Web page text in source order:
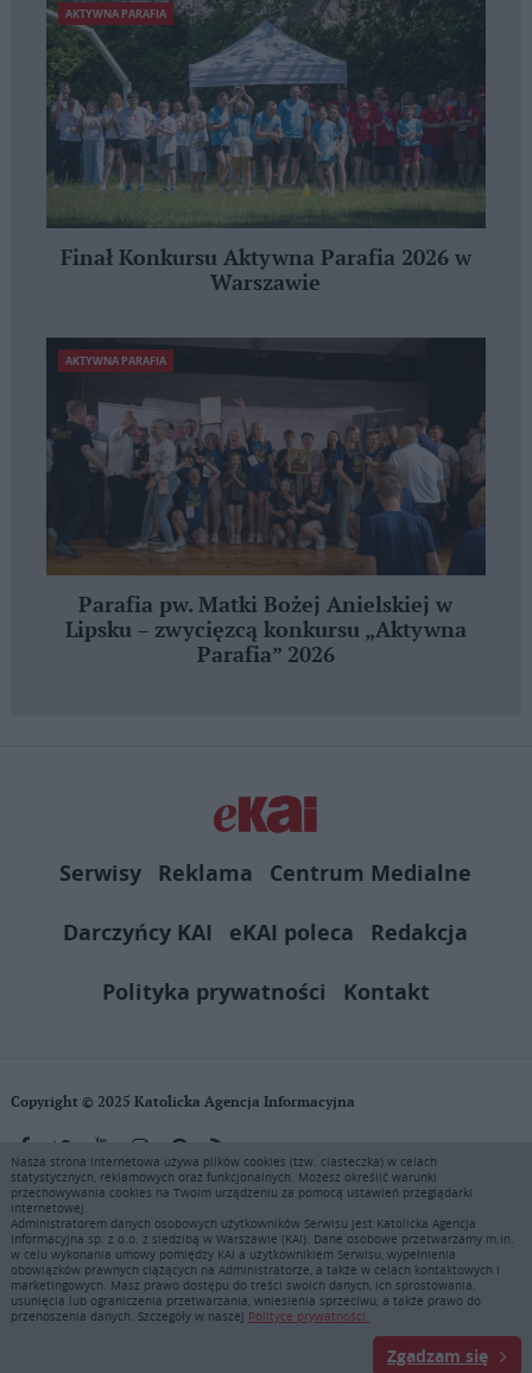
AKTYWNA PARAFIA
Finał Konkursu Aktywna Parafia 2026 w
Warszawie
AKTYWNA PARAFIA
Parafia pw. Matki Bożej Anielskiej w
Lipsku – zwycięzcą konkursu „Aktywna
Parafia” 2026
Serwisy Reklama
Centrum Medialne
Darczyńcy KAI
eKAI poleca
Redakcja
Polityka prywatności
Kontakt
Copyright © 2025 Katolicka Agencja Informacyjna
KAI zastrzega wszelkie prawa do serwisu. Użytkownicy mogą pobierać
i drukować fragmenty zawartości serwisu internetowego www.ekai.pl
wyłącznie do użytku osobistego. Publikacja, rozpowszechnianie
zawartości niniejszego serwisu lub jej sprzedaż (także framing i in.
podobne metody), są bez uprzedniej pisemnej zgody KAI zabronione i
stanowią naruszenie ustaw o prawie autorskim, ochronie baz danych i
uczciwej konkurencji - będą ścigane przy pomocy wszelkich
dostępnych środków prawnych. Zapraszamy do prenumeraty serwisu
prasowego KAI: tel. 22 635 77 18 e-mail: marketing@ekai.pl
Nasza strona internetowa używa plików cookies (tzw. ciasteczka) w celach
statystycznych, reklamowych oraz funkcjonalnych. Możesz określić warunki
przechowywania cookies na Twoim urządzeniu za pomocą ustawień przeglądarki
internetowej.
Administratorem danych osobowych użytkowników Serwisu jest Katolicka Agencja
Informacyjna sp. z o.o. z siedzibą w Warszawie (KAI). Dane osobowe przetwarzamy m.in.
w celu wykonania umowy pomiędzy KAI a użytkownikiem Serwisu, wypełnienia
obowiązków prawnych ciążących na Administratorze, a także w celach kontaktowych i
marketingowych. Masz prawo dostępu do treści swoich danych, ich sprostowania,
usunięcia lub ograniczenia przetwarzania, wniesienia sprzeciwu, a także prawo do
przenoszenia danych. Szczegóły w naszej Polityce prywatności.
Zgadzam się